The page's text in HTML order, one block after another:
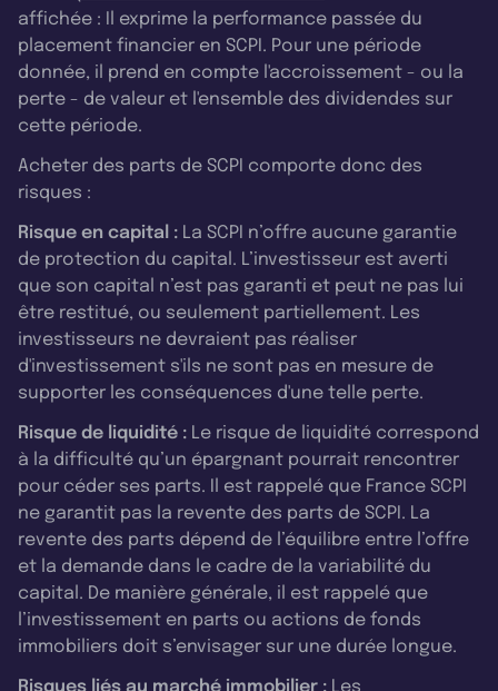
affichée : Il exprime la performance passée du
placement financier en SCPI. Pour une période
donnée, il prend en compte l'accroissement - ou la
perte - de valeur et l'ensemble des dividendes sur
cette période.
Acheter des parts de SCPI comporte donc des
risques :
Risque en capital : La SCPI n’offre aucune garantie
de protection du capital. L’investisseur est averti
que son capital n’est pas garanti et peut ne pas lui
être restitué, ou seulement partiellement. Les
investisseurs ne devraient pas réaliser
d'investissement s'ils ne sont pas en mesure de
supporter les conséquences d'une telle perte.
Risque de liquidité : Le risque de liquidité correspond
à la difficulté qu’un épargnant pourrait rencontrer
pour céder ses parts. Il est rappelé que France SCPI
ne garantit pas la revente des parts de SCPI. La
revente des parts dépend de l’équilibre entre l’offre
et la demande dans le cadre de la variabilité du
capital. De manière générale, il est rappelé que
l’investissement en parts ou actions de fonds
immobiliers doit s’envisager sur une durée longue.
Risques liés au marché immobilier : Les